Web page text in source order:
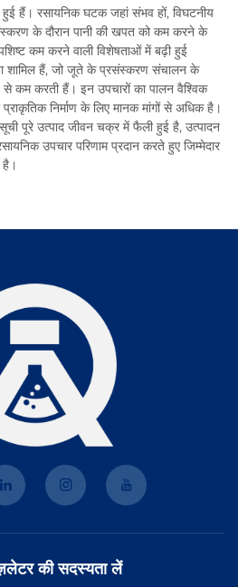
हुई हैं। रसायनिक घटक जहां संभव हों, विघटनीय
के दौरान पानी की खपत को कम करने के
कम करने वाली विशेषताओं में बढ़ी हुई
शामिल हैं, जो जूते के प्रसंस्करण संचालन के
से कम करती हैं। इन उपचारों का पालन वैश्विक
निर्माण के लिए मानक मांगों से अधिक है।
पूरे उत्पाद जीवन चक्र में फैली हुई है, उत्पादन
उपचार परिणाम प्रदान करते हुए जिम्मेदार
है।
की सदस्यता लें